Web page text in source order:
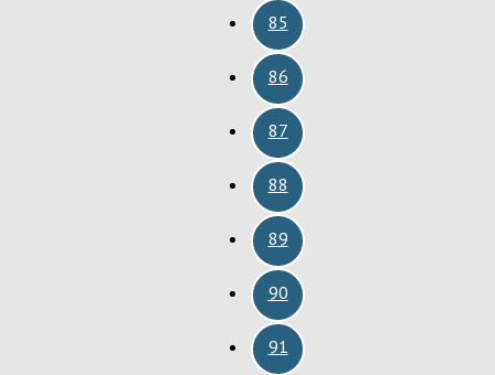
85
86
87
88
89
90
91